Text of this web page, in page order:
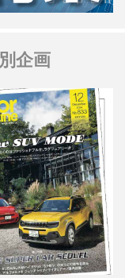
企画